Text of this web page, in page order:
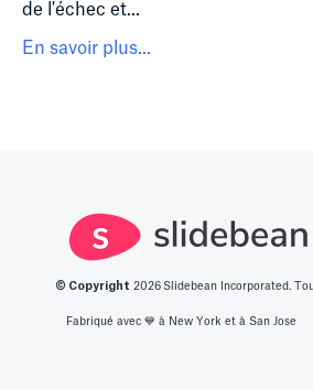
de l'échec et...
En savoir plus...
© Copyright 2026 Slidebean Incorporated.
Fabriqué avec 💙️ à New York et à San Jose